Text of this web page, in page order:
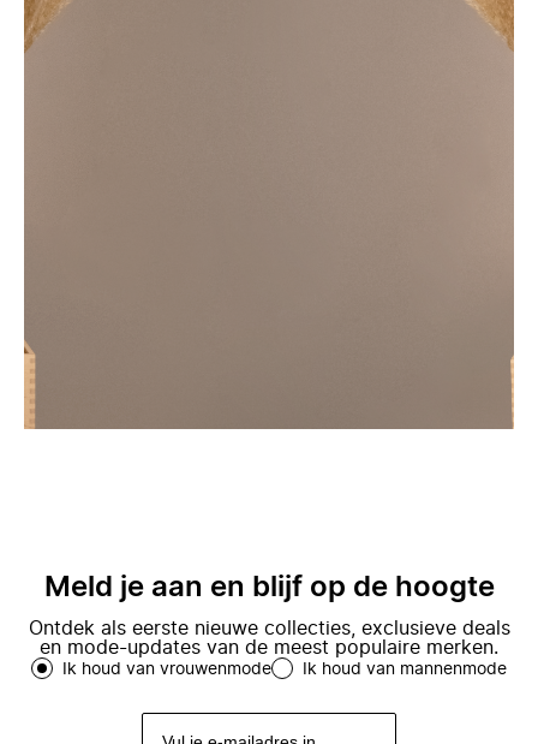
Meld je aan en blijf op de hoogte
Ontdek als eerste nieuwe collecties, exclusieve deals
en mode-updates van de meest populaire merken.
Ik houd van vrouwenmode Ik houd van mannenmode